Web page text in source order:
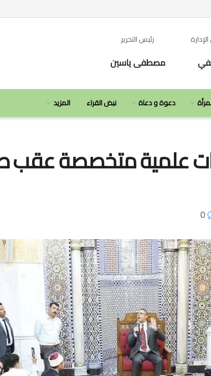
رئيس التحرير
مصطفى ياسين
دعوة و دعاة نبض القراء المزيد
علمية متخصصة عقب